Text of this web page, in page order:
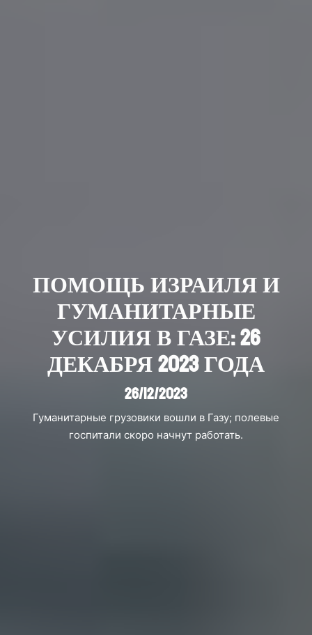
ПОМОЩЬ ИЗРАИЛЯ И
ГУМАНИТАРНЫЕ
УСИЛИЯ В ГАЗЕ: 26
ДЕКАБРЯ 2023 ГОДА
26/12/2023
Гуманитарные грузовики вошли в Газу; полевые
госпитали скоро начнут работать.